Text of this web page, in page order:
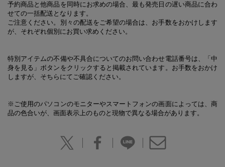
予約商品と他商品を同時にお求めの場合、最も発売日の遅い商品に合わ
せての一括配送となります。
ご注意ください。別々の配送をご希望の場合は、お手数をおかけします
が、それぞれ個別にお買い求めください。
特別アイテムの不備や不具合についてのお問い合わせ電話番号は、「中
身を見る」ボタンをクリックすると掲載されています。お手数をおかけ
しますが、そちらにてご確認ください。
※ご使用のパソコンのモニターやスマートフォンの画面によっては、商
品の色合いが、画面表示上のものと現物で異なる場合があります。